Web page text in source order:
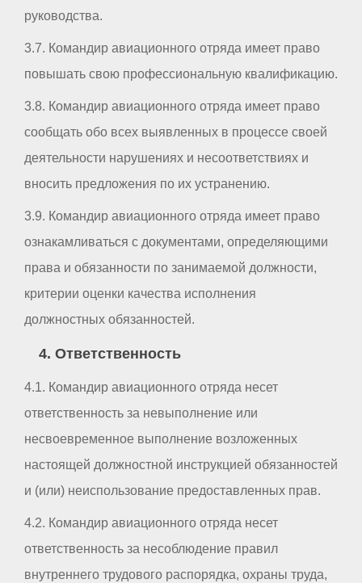
руководства.
3.7. Командир авиационного отряда имеет право
повышать свою профессиональную квалификацию.
3.8. Командир авиационного отряда имеет право
сообщать обо всех выявленных в процессе своей
деятельности нарушениях и несоответствиях и
вносить предложения по их устранению.
3.9. Командир авиационного отряда имеет право
ознакамливаться с документами, определяющими
права и обязанности по занимаемой должности,
критерии оценки качества исполнения
должностных обязанностей.
4. Ответственность
4.1. Командир авиационного отряда несет
ответственность за невыполнение или
несвоевременное выполнение возложенных
настоящей должностной инструкцией обязанностей
и (или) неиспользование предоставленных прав.
4.2. Командир авиационного отряда несет
ответственность за несоблюдение правил
внутреннего трудового распорядка, охраны труда,